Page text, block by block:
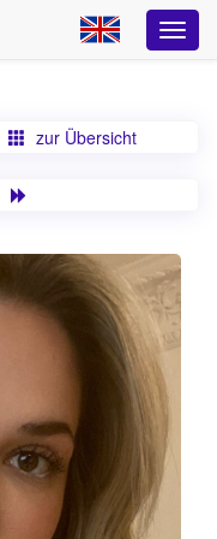
zur Übersicht